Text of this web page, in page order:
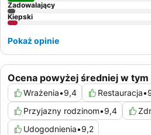
Ocena powyżej średniej w tym
Wrażenia•9,4 Restauracja•
Przyjazny rodzinom•9,4
Udogodnienia•9,2
Zadowalający
Kiepski
Pokaż opinie